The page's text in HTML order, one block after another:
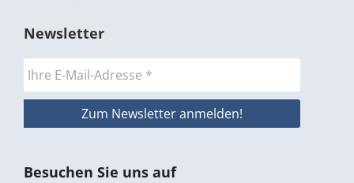
Newsletter
Besuchen Sie uns auf